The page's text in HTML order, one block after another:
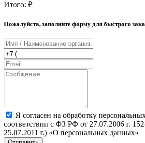
Итого: ₽
Пожалуйста, заполните форму для быстрого
Я согласен на обработку
соответствии с ФЗ РФ от 27.07.2006 г.
25.07.2011 г.) «О персональных данных»